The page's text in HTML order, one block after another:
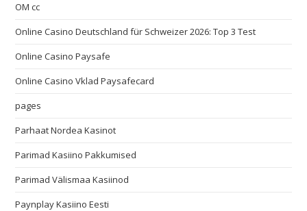
OM cc
Online Casino Deutschland für Schweizer 2026: Top 3 Test
Online Casino Paysafe
Online Casino Vklad Paysafecard
pages
Parhaat Nordea Kasinot
Parimad Kasiino Pakkumised
Parimad Välismaa Kasiinod
Paynplay Kasiino Eesti